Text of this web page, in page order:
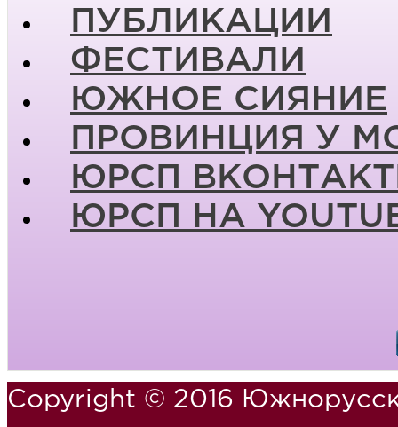
ПУБЛИКАЦИИ
ФЕСТИВАЛИ
ЮЖНОЕ СИЯНИЕ
ПРОВИНЦИЯ У
ЮРСП
ЮРСП НА
Copyright © 2016